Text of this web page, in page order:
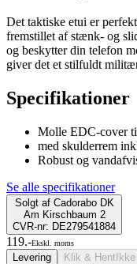
Det taktiske etui er
fremstillet af stænk- og
og beskytter din telefon
giver det et stilfuldt
Specifikationer
Molle EDC-cover
med skulderrem
Robust og
Se alle specifikationer
Solgt af Cadorabo DK
Am Kirschbaum 2
CVR-nr: DE279541884
119.-Ekskl. moms
Levering Klik & Hent